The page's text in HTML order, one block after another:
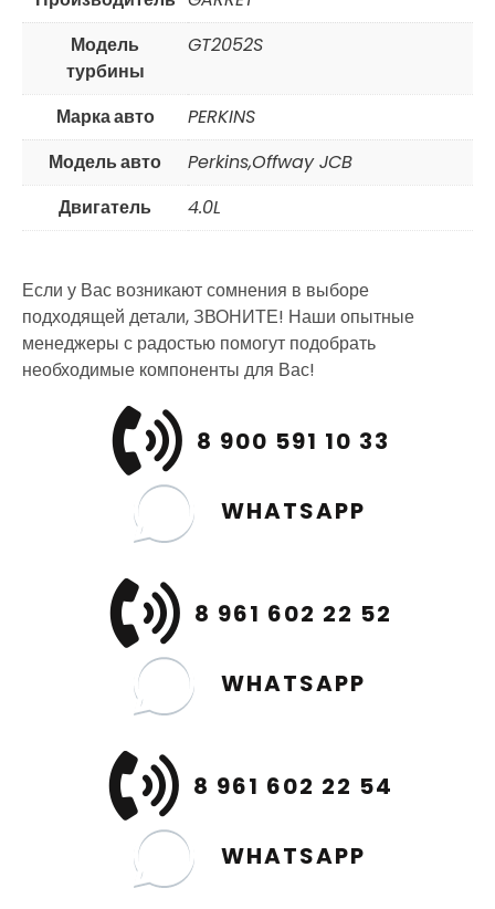
Модель
турбины
GT2052S
Марка авто
PERKINS
Модель авто
Perkins,Offway JCB
Двигатель
4.0L
Если у Вас возникают сомнения в выборе
подходящей детали, ЗВОНИТЕ! Наши опытные
менеджеры с радостью помогут подобрать
необходимые компоненты для Вас!
8 900 591 10 33
WHATSAPP
8 961 602 22 52
WHATSAPP
8 961 602 22 54
WHATSAPP